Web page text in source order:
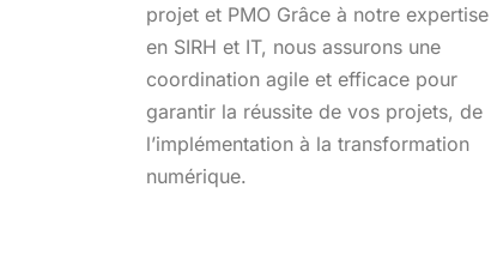
projet et PMO Grâce à notre expertise
en SIRH et IT, nous assurons une
coordination agile et efficace pour
garantir la réussite de vos projets, de
l’implémentation à la transformation
numérique.